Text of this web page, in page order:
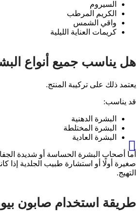
السيروم
الكريم المرطب
واقي الشمس
كريمات العناية الليلية
هل يناسب جميع أنواع
يعتمد ذلك على تركيبة المنتج.
قد يناسب:
البشرة الدهنية
البشرة المختلطة
البشرة العادية
أما أصحاب البشرة الحساسة أو شديدة
صغيرة أولًا أو استشارة طبيب الجلدية إذا
التهيج.
طريقة استخدام صابون